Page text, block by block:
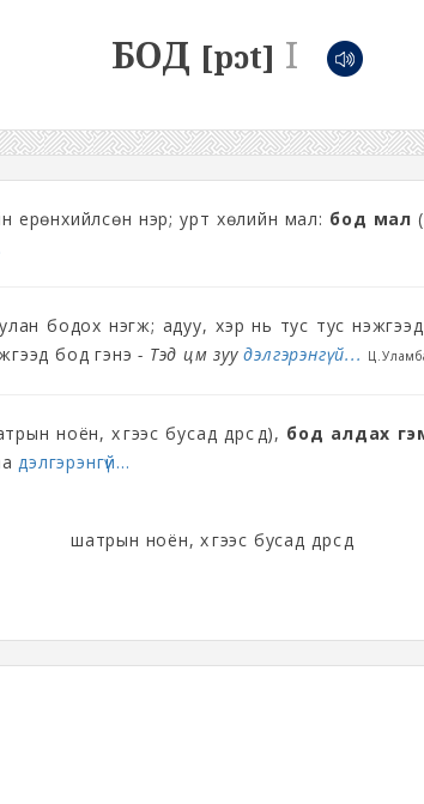
БОД [pɔt] I
ерөнхийлсөн нэр; урт хөлийн мал: бод мал
бодох нэгж; адуу, үхэр нь тус тус
бод гэнэ- Тэд цөм зуудэлгэрэнгүй...
ноён, хүүгээс бусад дүрсүүд), бод алдах
дэлгэрэнгүй...
шатрын ноён, хүүгээс бусад дүрсүүд